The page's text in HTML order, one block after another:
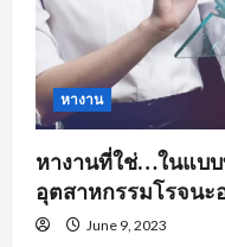
หางาน
หางานที่ใช่…ในแบ
อุตสาหกรรมโรจนะ
June 9, 2023